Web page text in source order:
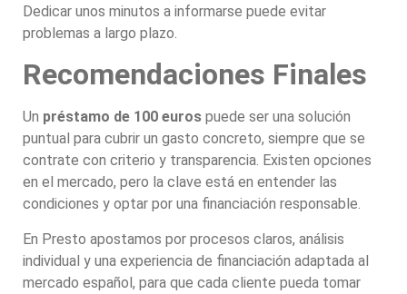
Dedicar unos minutos a informarse puede evitar
problemas a largo plazo.
Recomendaciones Finales
Un préstamo de 100 euros puede ser una solución
puntual para cubrir un gasto concreto, siempre que se
contrate con criterio y transparencia. Existen opciones
en el mercado, pero la clave está en entender las
condiciones y optar por una financiación responsable.
En Presto apostamos por procesos claros, análisis
individual y una experiencia de financiación adaptada al
mercado español, para que cada cliente pueda tomar